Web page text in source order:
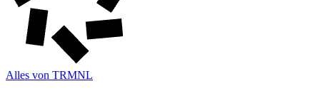
Alles von TRMNL